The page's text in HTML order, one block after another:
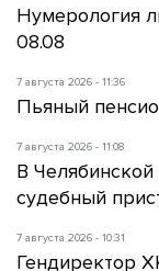
Нумерология
08.08
7 августа 2026 - 11:36
Пьяный
7 августа 2026 - 11:08
В
судебный
7 августа 2026 - 10:31
Гендиректор